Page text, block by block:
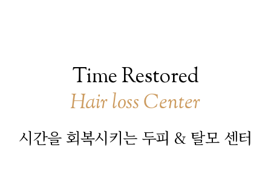
Time Restored
Hair loss Center
시간을 회복시키는 두피 & 탈모 센터